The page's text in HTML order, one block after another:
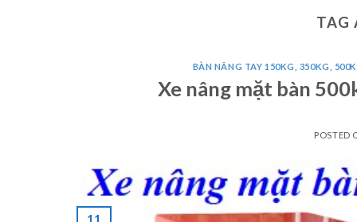
TAG
BÀN NÂNG TAY 150KG, 350KG,
Xe nâng mặt bàn
POSTED
11